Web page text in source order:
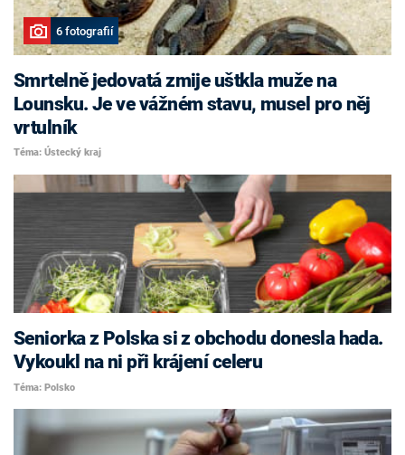
6 fotografií
Smrtelně jedovatá zmije uštkla muže na
Lounsku. Je ve vážném stavu, musel pro něj
vrtulník
Téma: Ústecký kraj
Seniorka z Polska si z obchodu donesla hada.
Vykoukl na ni při krájení celeru
Téma: Polsko